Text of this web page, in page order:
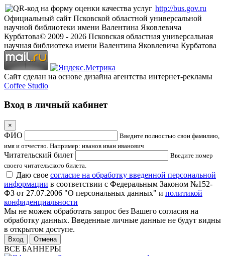
http://bus.gov.ru
Официальный сайт Псковской областной универсальной
научной библиотеки имени Валентина Яковлевича
Курбатова© 2009 - 2026 Псковская областная универсальная
научная библиотека имени Валентина Яковлевича Курбатова
Сайт сделан на основе дизайна агентства интернет-рекламы
Coffee Studio
Вход в личный кабинет
×
ФИО
Введите полностью свои фамилию,
имя и отчество. Например: иванов иван иванович
Читательский билет
Введите номер
своего читательского билета.
Даю свое согласие на обработку введенной персональной
информации в соответствии с Федеральным Законом №152-
ФЗ от 27.07.2006 "О персональных данных" и политикой
конфиденциальности
Мы не можем обработать запрос без Вашего согласия на
обработку данных. Введенные личные данные не будут видны
в открытом доступе.
Отмена
ВСЕ БАННЕРЫ